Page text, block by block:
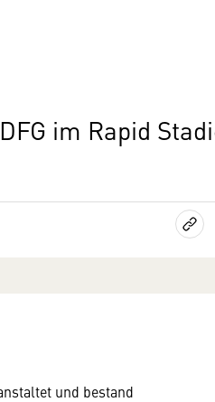
im Rapid
und bestand